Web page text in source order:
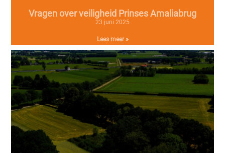
Vragen over veiligheid Prinses Amaliabrug
23 juni 2025
Lees meer »